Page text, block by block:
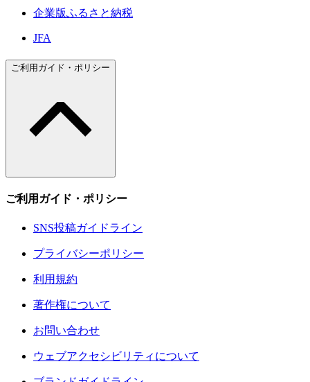
企業版ふるさと納税
JFA
ご利用ガイド・ポリシー
ご利用ガイド・ポリシー
SNS投稿ガイドライン
プライバシーポリシー
利用規約
著作権について
お問い合わせ
ウェブアクセシビリティについて